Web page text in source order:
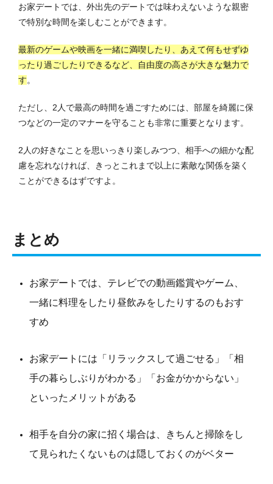
お家デートでは、外出先のデートでは味わえないような親密
で特別な時間を楽しむことができます。
最新のゲームや映画を一緒に満喫したり、あえて何もせずゆ
ったり過ごしたりできるなど、自由度の高さが大きな魅力で
す。
ただし、2人で最高の時間を過ごすためには、部屋を綺麗に保
つなどの一定のマナーを守ることも非常に重要となります。
2人の好きなことを思いっきり楽しみつつ、相手への細かな配
慮を忘れなければ、きっとこれまで以上に素敵な関係を築く
ことができるはずですよ。
まとめ
お家デートでは、テレビでの動画鑑賞やゲーム、
一緒に料理をしたり昼飲みをしたりするのもおす
すめ
お家デートには「リラックスして過ごせる」「相
手の暮らしぶりがわかる」「お金がかからない」
といったメリットがある
相手を自分の家に招く場合は、きちんと掃除をし
て見られたくないものは隠しておくのがベター